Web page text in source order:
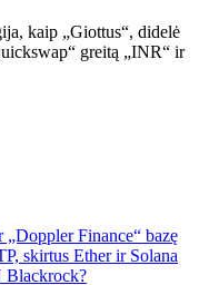
kaip „Giottus“, didelė
greitą „INR“ ir
„Doppler Finance“ bazę
skirtus Ether ir Solana
Blackrock?